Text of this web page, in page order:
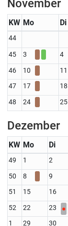
November
KW Mo Di
44
45 3 4
46 10 11
47
17 18
48 24 25
Dezember
KW Mo Di
49 1 2
50 8 9
51
15 16
52 22 23 ●
1
29 30